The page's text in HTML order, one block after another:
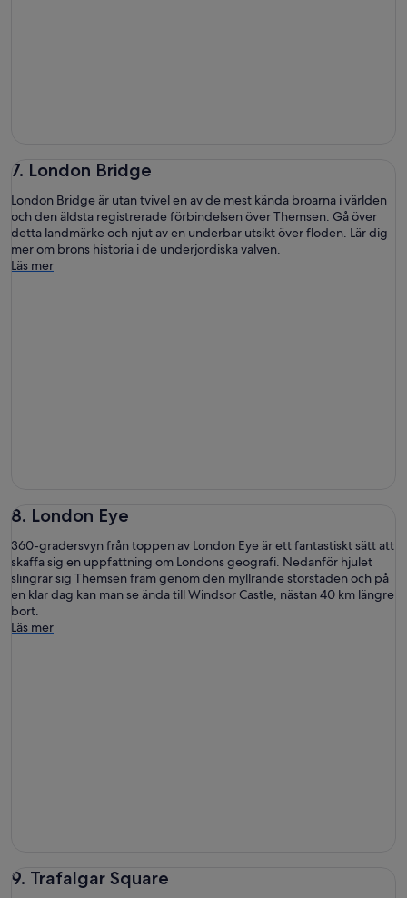
7. London Bridge
London Bridge är utan tvivel en av de mest kända broarna i världen
och den äldsta registrerade förbindelsen över Themsen. Gå över
detta landmärke och njut av en underbar utsikt över floden. Lär dig
mer om brons historia i de underjordiska valven.
Läs mer
8. London Eye
360-gradersvyn från toppen av London Eye är ett fantastiskt sätt att
skaffa sig en uppfattning om Londons geografi. Nedanför hjulet
slingrar sig Themsen fram genom den myllrande storstaden och på
en klar dag kan man se ända till Windsor Castle, nästan 40 km längre
bort.
Läs mer
9. Trafalgar Square